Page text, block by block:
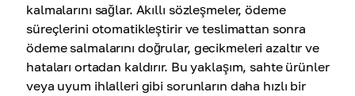
kalmalarını sağlar. Akıllı sözleşmeler, ödeme
süreçlerini otomatikleştirir ve teslimattan sonra
ödeme salmalarını doğrular, gecikmeleri azaltır ve
hataları ortadan kaldırır. Bu yaklaşım, sahte ürünler
veya uyum ihlalleri gibi sorunların daha hızlı bir